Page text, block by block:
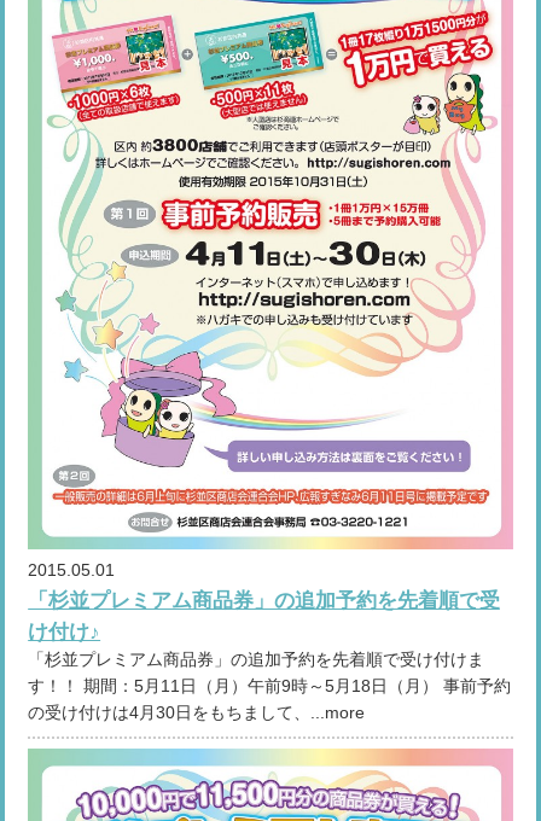
2015.05.01
「杉並プレミアム商品券」の追加予約を先着順で受
け付け♪
「杉並プレミアム商品券」の追加予約を先着順で受け付けま
す！！ 期間：5月11日（月）午前9時～5月18日（月） 事前予約
の受け付けは4月30日をもちまして、...more